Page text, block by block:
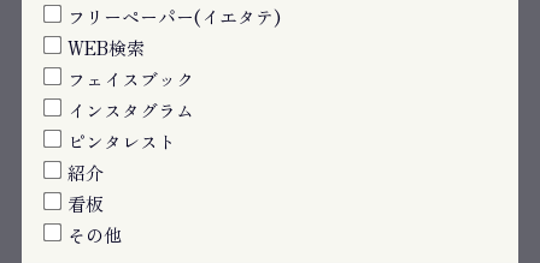
フリーペーパー(イエタテ)
WEB検索
フェイスブック
インスタグラム
ピンタレスト
紹介
看板
その他